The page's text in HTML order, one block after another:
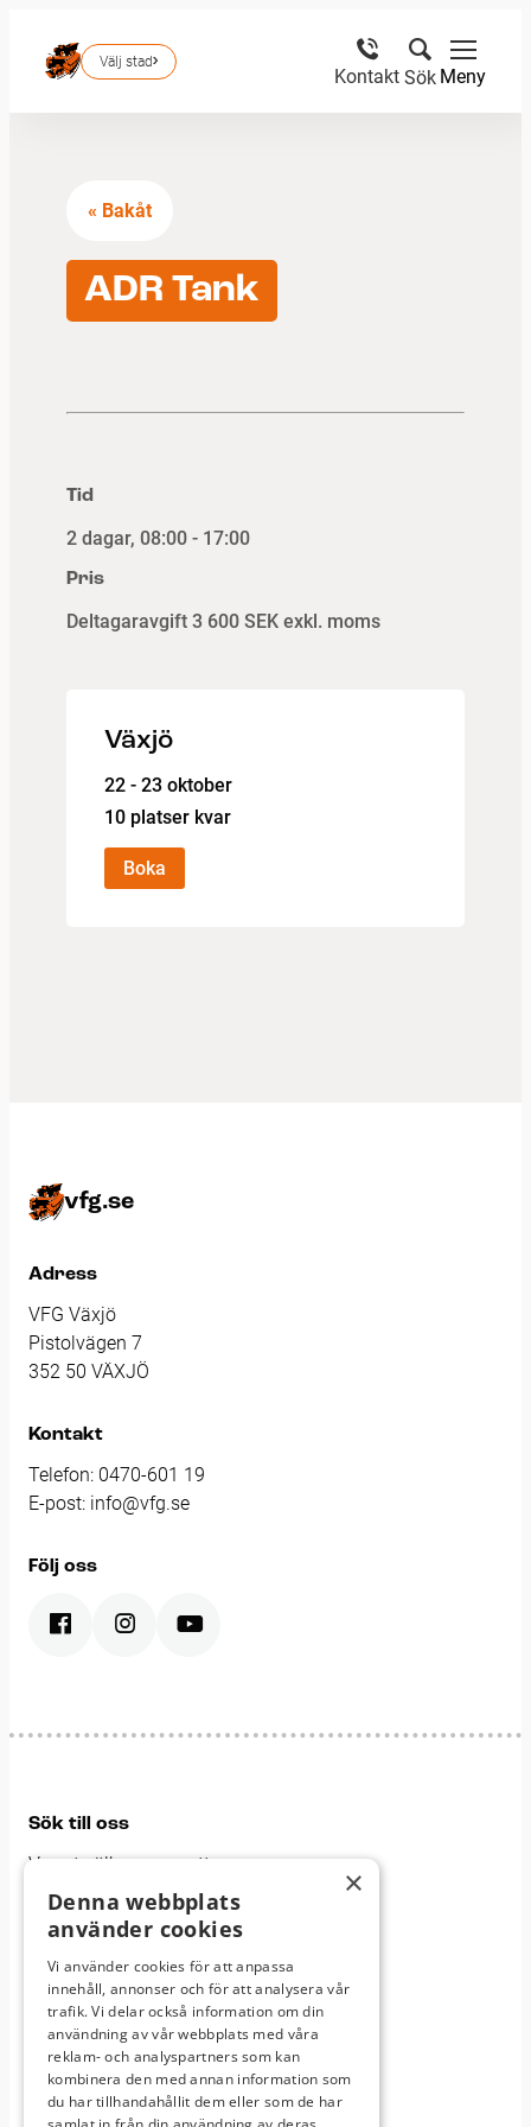
Välj stad
Kontakt Sök Meny
« Bakåt
ADR Tank
Tid
2 dagar, 08:00 - 17:00
Pris
Deltagaravgift 3 600 SEK exkl. moms
Växjö
22 - 23 oktober
10 platser kvar
Boka
vfg.se
Adress
VFG Växjö
Pistolvägen 7
352 50 VÄXJÖ
Kontakt
Telefon: 0470-601 19
E-post: info@vfg.se
Följ oss
Sök till oss
Varmt välkommen att
bli en del av vårt gymnasium
Läs mer om oss
Våra skolor
Här finns vi:
×
Denna webbplats
använder cookies
Vi använder cookies för att anpassa
innehåll, annonser och för att analysera vår
trafik. Vi delar också information om din
användning av vår webbplats med våra
reklam- och analyspartners som kan
kombinera den med annan information som
du har tillhandahållit dem eller som de har